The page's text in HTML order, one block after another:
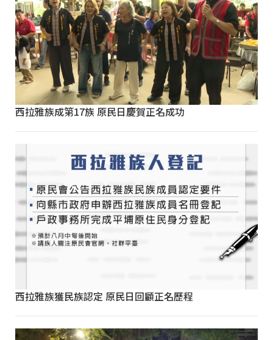
西拉雅族成第17族 原民日慶賀正名成功
西拉雅族獲民族認定 原民日回顧正名歷程